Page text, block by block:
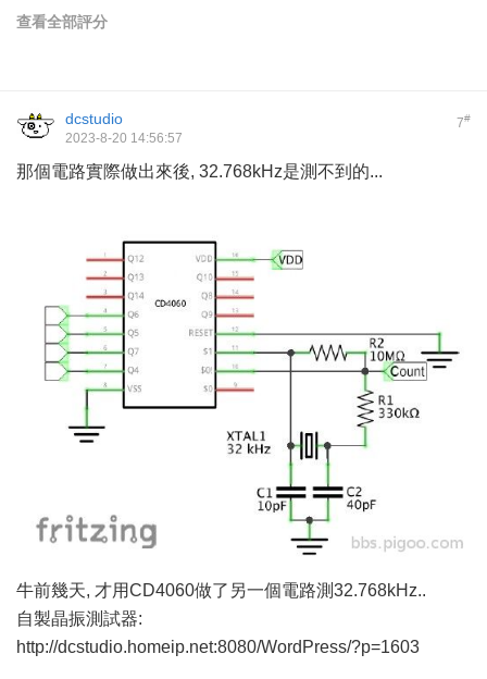
查看全部評分
7#
dcstudio
2023-8-20 14:56:57
那個電路實際做出來後, 32.768kHz是測不到的...
牛前幾天, 才用CD4060做了另一個電路測32.768kHz..
自製晶振測試器:
http://dcstudio.homeip.net:8080/WordPress/?p=1603